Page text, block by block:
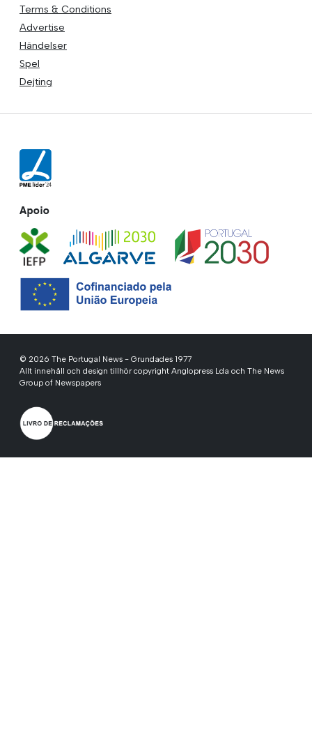
Terms & Conditions
Advertise
Händelser
Spel
Dejting
Apoio
© 2026 The Portugal News - Grundades 1977
Allt innehåll och design tillhör copyright Anglopress Lda och The News
Group of Newspapers